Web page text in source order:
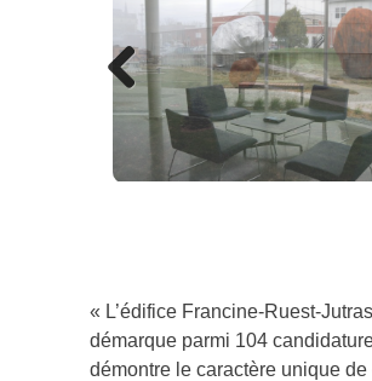
Previous
« L’édifice Francine-Ruest-
démarque parmi 104
démontre le caractère unique de